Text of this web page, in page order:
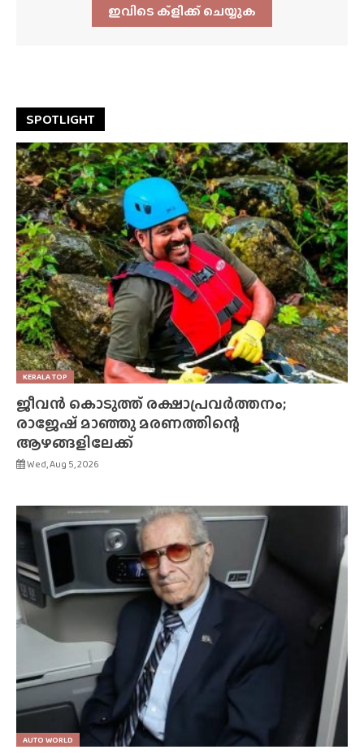
ഇവിടെ ക്ളിക്ക്‌ ചെയ്യുക
SPOTLIGHT
KERALA TOP
ജീവൻ കൊടുത്ത് രക്ഷാപ്രവർത്തനം;
രാജേഷ് മാഞ്ഞു മരണത്തിന്റെ
ആഴങ്ങളിലേക്ക്
Wed, Aug 5, 2026
AUTO WORLD